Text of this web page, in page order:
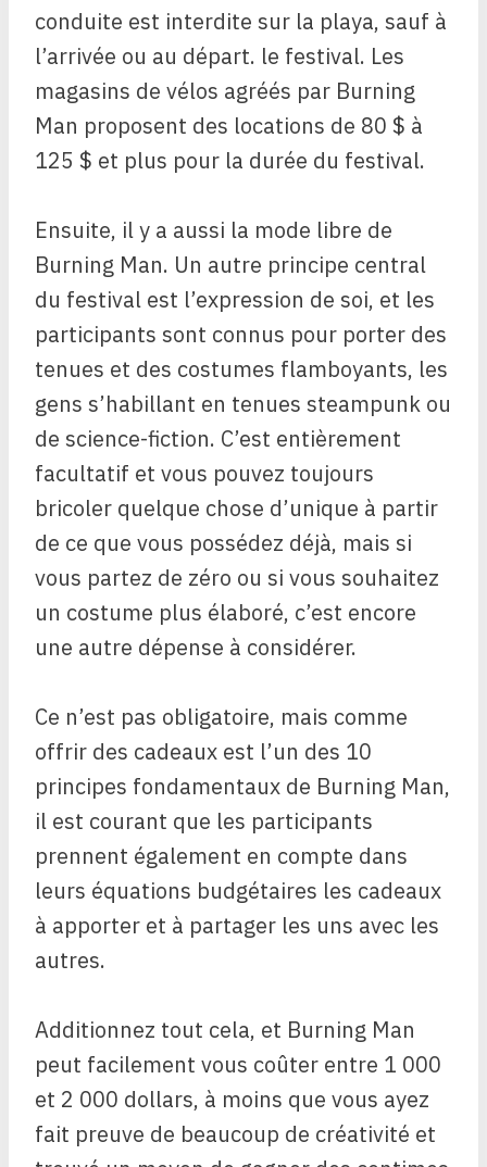
conduite est interdite sur la playa, sauf à
l’arrivée ou au départ. le festival. Les
magasins de vélos agréés par Burning
Man proposent des locations de 80 $ à
125 $ et plus pour la durée du festival.
Ensuite, il y a aussi la mode libre de
Burning Man. Un autre principe central
du festival est l’expression de soi, et les
participants sont connus pour porter des
tenues et des costumes flamboyants, les
gens s’habillant en tenues steampunk ou
de science-fiction. C’est entièrement
facultatif et vous pouvez toujours
bricoler quelque chose d’unique à partir
de ce que vous possédez déjà, mais si
vous partez de zéro ou si vous souhaitez
un costume plus élaboré, c’est encore
une autre dépense à considérer.
Ce n’est pas obligatoire, mais comme
offrir des cadeaux est l’un des 10
principes fondamentaux de Burning Man,
il est courant que les participants
prennent également en compte dans
leurs équations budgétaires les cadeaux
à apporter et à partager les uns avec les
autres.
Additionnez tout cela, et Burning Man
peut facilement vous coûter entre 1 000
et 2 000 dollars, à moins que vous ayez
fait preuve de beaucoup de créativité et